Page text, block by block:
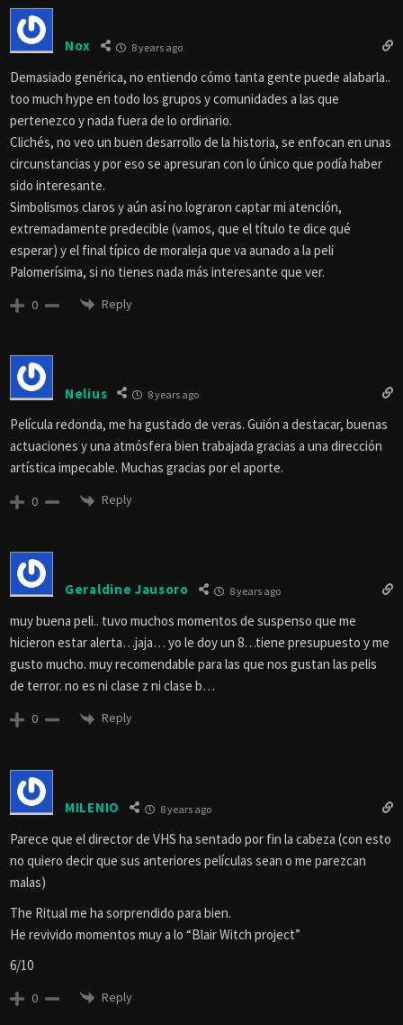
Nox 8 years ago
Demasiado genérica, no entiendo cómo tanta gente puede alabarla..
too much hype en todo los grupos y comunidades a las que
pertenezco y nada fuera de lo ordinario.
Clichés, no veo un buen desarrollo de la historia, se enfocan en unas
circunstancias y por eso se apresuran con lo único que podía haber
sido interesante.
Simbolismos claros y aún así no lograron captar mi atención,
extremadamente predecible (vamos, que el título te dice qué
esperar) y el final típico de moraleja que va aunado a la peli
Palomerísima, si no tienes nada más interesante que ver.
0 Reply
Nelius 8 years ago
Película redonda, me ha gustado de veras. Guión a destacar, buenas
actuaciones y una atmósfera bien trabajada gracias a una dirección
artística impecable. Muchas gracias por el aporte.
0 Reply
Geraldine Jausoro 8 years ago
muy buena peli.. tuvo muchos momentos de suspenso que me
hicieron estar alerta…jaja… yo le doy un 8…tiene presupuesto y me
gusto mucho. muy recomendable para las que nos gustan las pelis
de terror. no es ni clase z ni clase b…
0 Reply
MILENIO 8 years ago
Parece que el director de VHS ha sentado por fin la cabeza (con esto
no quiero decir que sus anteriores películas sean o me parezcan
malas)
The Ritual me ha sorprendido para bien.
He revivido momentos muy a lo “Blair Witch project”
6/10
0 Reply